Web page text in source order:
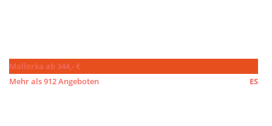
Mallorka ab 344,- €
ES
Mehr als 912 Angeboten